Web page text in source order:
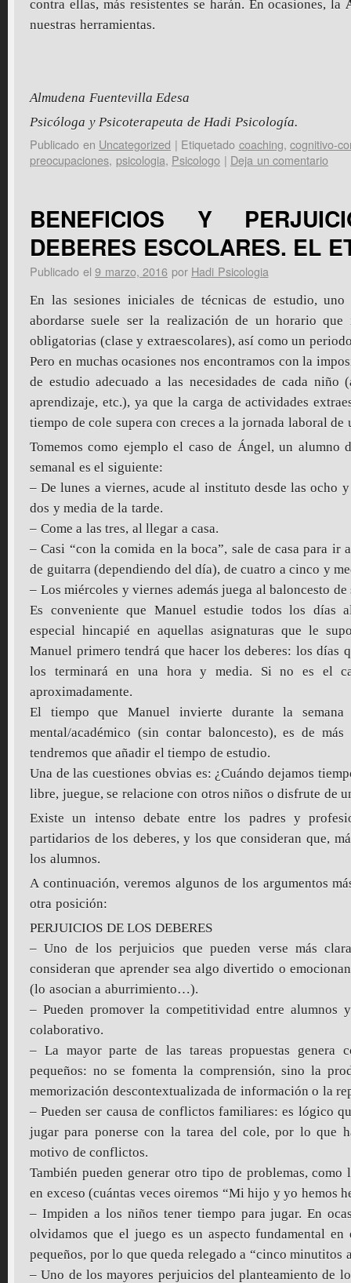
contra ellas, más resistentes se harán. En ocasiones, la
nuestras herramientas.
Almudena Fuentevilla Edesa
Psicóloga y Psicoterapeuta de Hadi Psicología.
Publicado en Uncategorized | Etiquetado coaching, cognitivo-
preocupaciones, psicologia, Psicologo | Deja un comentario
BENEFICIOS Y
DEBERES ESCOLARES. EL
Publicado el 9 marzo, 2016 por Hadi Psicologia
En las sesiones iniciales de técnicas de estudio,
abordarse suele ser la realización de un horario
obligatorias (clase y extraescolares), así como un
Pero en muchas ocasiones nos encontramos con la
de estudio adecuado a las necesidades de cada niño
aprendizaje, etc.), ya que la carga de actividades
tiempo de cole supera con creces a la jornada laboral de
Tomemos como ejemplo el caso de Ángel, un alumno
semanal es el siguiente:
– De lunes a viernes, acude al instituto desde las ocho
dos y media de la tarde.
– Come a las tres, al llegar a casa.
– Casi “con la comida en la boca”, sale de casa para ir
de guitarra (dependiendo del día), de cuatro a cinco y
– Los miércoles y viernes además juega al baloncesto de
Es conveniente que Manuel estudie todos los días
especial hincapié en aquellas asignaturas que le
Manuel primero tendrá que hacer los deberes: los días
los terminará en una hora y media. Si no es el
aproximadamente.
El tiempo que Manuel invierte durante la semana
mental/académico (sin contar baloncesto), es de
tendremos que añadir el tiempo de estudio.
Una de las cuestiones obvias es: ¿Cuándo dejamos
libre, juegue, se relacione con otros niños o disfrute de
Existe un intenso debate entre los padres y
partidarios de los deberes, y los que consideran que,
los alumnos.
A continuación, veremos algunos de los argumentos
otra posición:
PERJUICIOS DE LOS DEBERES
– Uno de los perjuicios que pueden verse más
consideran que aprender sea algo divertido o
(lo asocian a aburrimiento…).
– Pueden promover la competitividad entre alumnos
colaborativo.
– La mayor parte de las tareas propuestas genera
pequeños: no se fomenta la comprensión, sino la
memorización descontextualizada de información o la
– Pueden ser causa de conflictos familiares: es lógico
jugar para ponerse con la tarea del cole, por lo que
motivo de conflictos.
También pueden generar otro tipo de problemas, como
en exceso (cuántas veces oiremos “Mi hijo y yo hemos
– Impiden a los niños tener tiempo para jugar. En
olvidamos que el juego es un aspecto fundamental
pequeños, por lo que queda relegado a “cinco minutitos
– Uno de los mayores perjuicios del planteamiento de